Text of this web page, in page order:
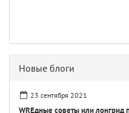
Новые блоги
23 сентября 2021
WREдные советы или лонгрид